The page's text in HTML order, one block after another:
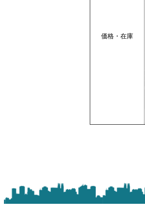
価格・在庫